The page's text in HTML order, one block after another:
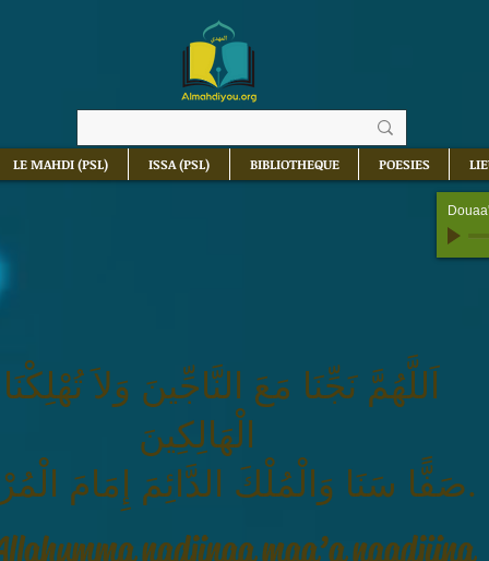
LE MAHDI (PSL) ISSA (PSL) BIBLIOTHEQUE POESIES
اَللَّهُمَّ نَجِّنَا مَعَ النَّاجِّينَ وَلاَ
الْهَالِكِينَ
صَفًّا سَنَا وَالْمُلْكَ الدَّائِمَ إِمَامَ الْمُرْسَلِينَ.
nadjinaa maa’a naadjiina